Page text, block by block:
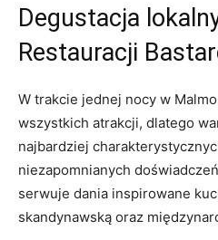
Degustacja
Restauracji
W trakcie jednej nocy w
wszystkich atrakcji, dlatego
najbardziej
niezapomnianych
serwuje dania inspirowane
skandynawską oraz